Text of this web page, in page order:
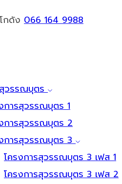
กดัง 066 164 9988
สุวรรณบุตร
การสุวรรณบุตร 1
การสุวรรณบุตร 2
การสุวรรณบุตร 3
โครงการสุวรรณบุตร 3 เฟส 1
โครงการสุวรรณบุตร 3 เฟส 2